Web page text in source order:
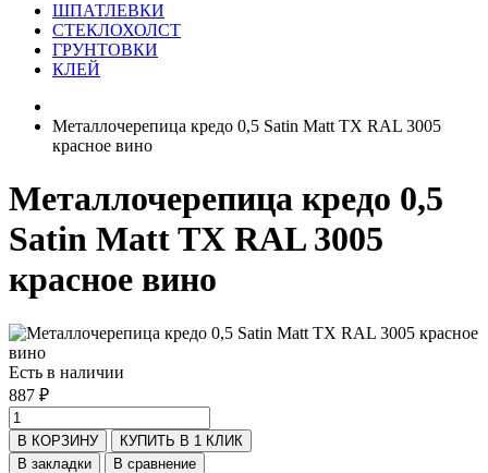
ШПАТЛЕВКИ
СТЕКЛОХОЛСТ
ГРУНТОВКИ
КЛЕЙ
Металлочерепица кредо 0,5 Satin Matt TX RAL 3005
красное вино
Металлочерепица кредо 0,5
Satin Matt TX RAL 3005
красное вино
Есть в наличии
887 ₽
В КОРЗИНУ
КУПИТЬ В 1 КЛИК
В закладки
В сравнение